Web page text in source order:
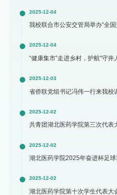
2025-12-04
我校联合市公安交管局举办“全
2025-12-04
“健康集市”走进乡村，护航“守井
2025-12-03
省侨联党组书记冯伟一行来我校
2025-12-02
共青团湖北医药学院第三次代表
2025-12-02
湖北医药学院2025年奋进杯足
2025-12-02
湖北医药学院第十次学生代表大